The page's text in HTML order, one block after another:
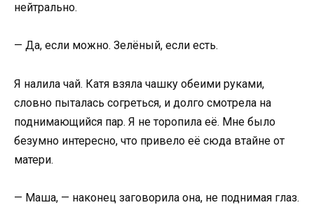
нейтрально.
— Да, если можно. Зелёный, если есть.
Я налила чай. Катя взяла чашку обеими руками,
словно пыталась согреться, и долго смотрела на
поднимающийся пар. Я не торопила её. Мне было
безумно интересно, что привело её сюда втайне от
матери.
— Маша, — наконец заговорила она, не поднимая глаз.